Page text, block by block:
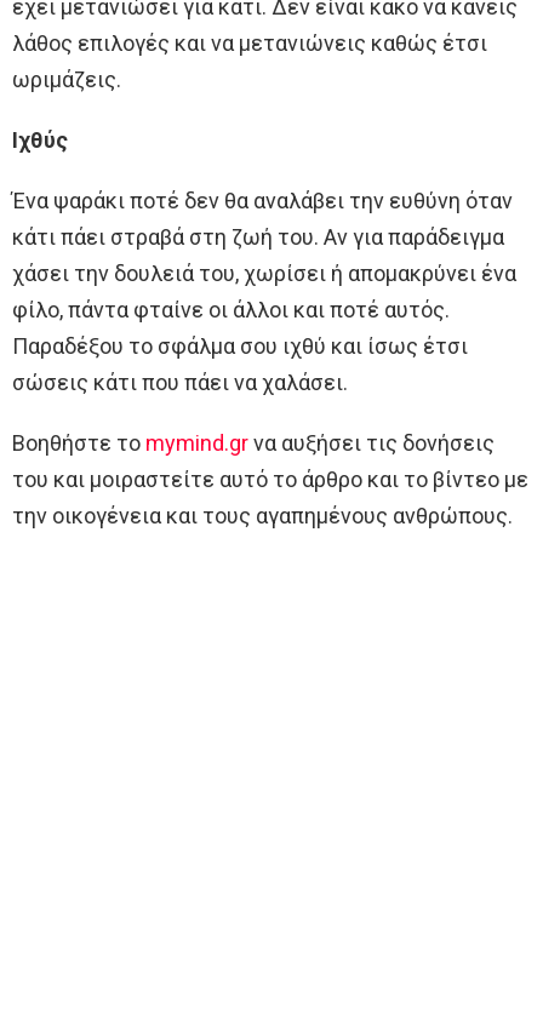
έχει μετανιώσει για κάτι. Δεν είναι κακό να κάνεις
λάθος επιλογές και να μετανιώνεις καθώς έτσι
ωριμάζεις.
Ιχθύς
Ένα ψαράκι ποτέ δεν θα αναλάβει την ευθύνη όταν
κάτι πάει στραβά στη ζωή του. Αν για παράδειγμα
χάσει την δουλειά του, χωρίσει ή απομακρύνει ένα
φίλο, πάντα φταίνε οι άλλοι και ποτέ αυτός.
Παραδέξου το σφάλμα σου ιχθύ και ίσως έτσι
σώσεις κάτι που πάει να χαλάσει.
Βοηθήστε το mymind.grνα αυξήσει τις δονήσεις
του και μοιραστείτε αυτό το άρθρο και το βίντεο με
την οικογένεια και τους αγαπημένους ανθρώπους.